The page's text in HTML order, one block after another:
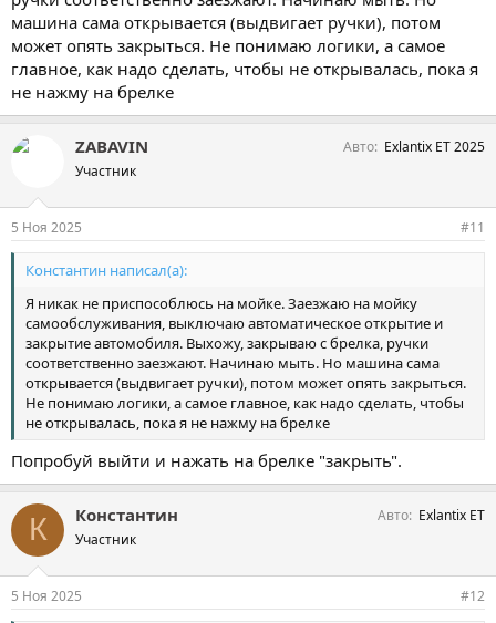
машина сама открывается (выдвигает ручки), потом
может опять закрыться. Не понимаю логики, а самое
главное, как надо сделать, чтобы не открывалась, пока я
не нажму на брелке
ZABAVIN
Участник
Авто Exlantix ET 2025
5 Ноя 2025 #11
Константин написал(а):
Я никак не приспособлюсь на мойке. Заезжаю на мойку
самообслуживания, выключаю автоматическое открытие и
закрытие автомобиля. Выхожу, закрываю с брелка, ручки
соответственно заезжают. Начинаю мыть. Но машина сама
открывается (выдвигает ручки), потом может опять закрыться.
Не понимаю логики, а самое главное, как надо сделать, чтобы
не открывалась, пока я не нажму на брелке
Попробуй выйти и нажать на брелке "закрыть".
К Константин
Участник
Авто Exlantix ET
5 Ноя 2025 #12